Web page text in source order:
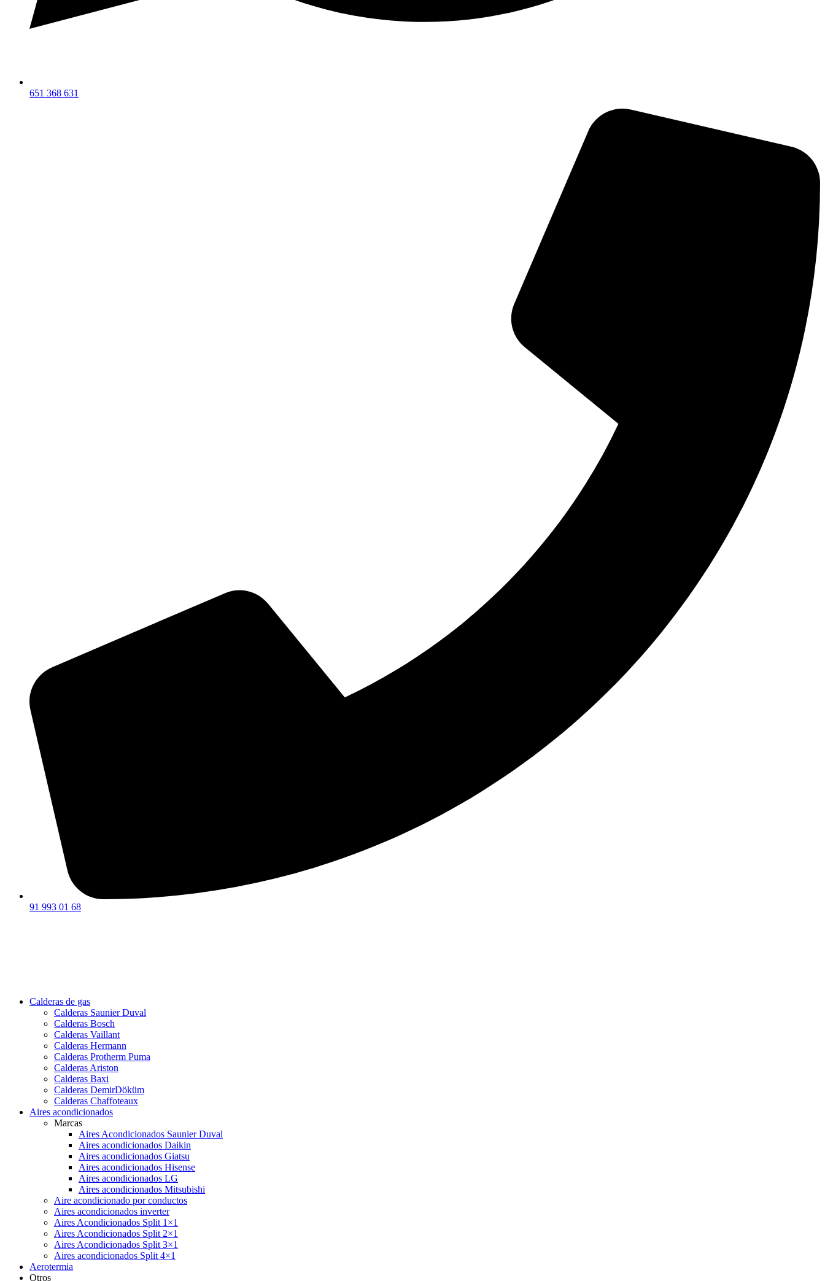
651 368 631
91 993 01 68
Calderas de gas
Calderas Saunier Duval
Calderas Bosch
Calderas Vaillant
Calderas Hermann
Calderas Protherm Puma
Calderas Ariston
Calderas Baxi
Calderas DemirDöküm
Calderas Chaffoteaux
Aires acondicionados
Marcas
Aires Acondicionados Saunier Duval
Aires acondicionados Daikin
Aires acondicionados Giatsu
Aires acondicionados Hisense
Aires acondicionados LG
Aires acondicionados Mitsubishi
Aire acondicionado por conductos
Aires acondicionados inverter
Aires Acondicionados Split 1×1
Aires Acondicionados Split 2×1
Aires Acondicionados Split 3×1
Aires acondicionados Split 4×1
Aerotermia
Otros